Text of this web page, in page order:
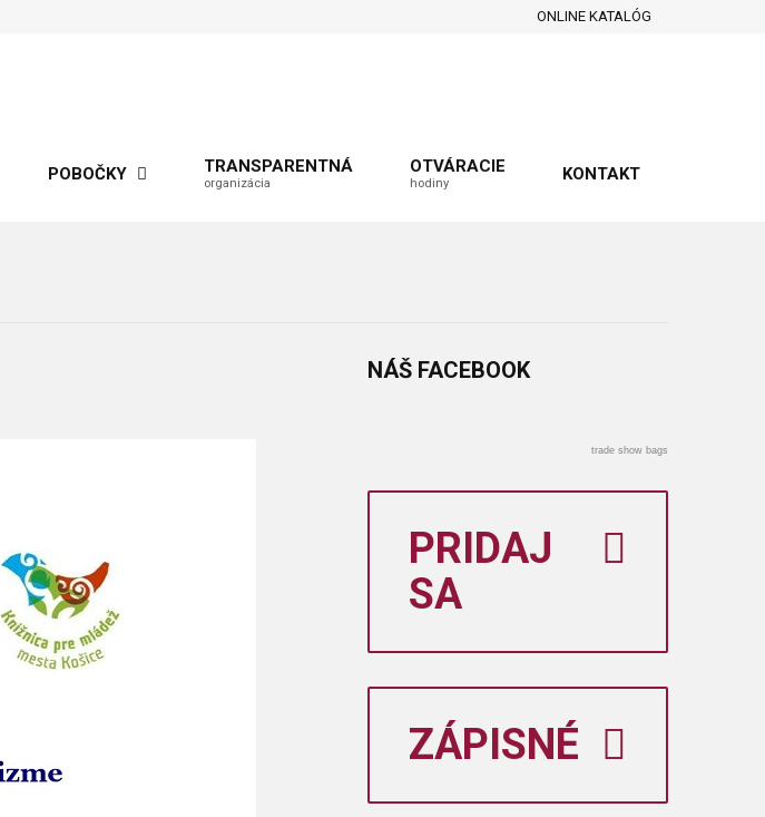
ONLINE KATALÓG
POBOČKY TRANSPARENTNÁ
organizácia
OTVÁRACIE
hodiny KONTAKT
NÁŠ FACEBOOK
trade show bags
PRIDAJ
SA
ZÁPISNÉ